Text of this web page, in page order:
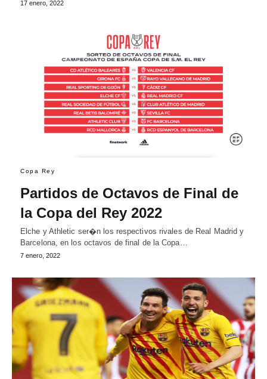
17 enero, 2022
Copa Rey
Partidos de Octavos de Final de
la Copa del Rey 2022
Elche y Athletic ser�n los respectivos rivales de Real Madrid y
Barcelona, en los octavos de final de la Copa…
7 enero, 2022